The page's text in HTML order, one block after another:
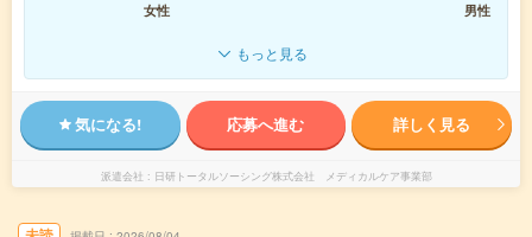
女性
男性
もっと見る
気になる! 応募へ進む 詳しく見る
派遣会社 日研トータルソーシング株式会社 メディカルケア事業部